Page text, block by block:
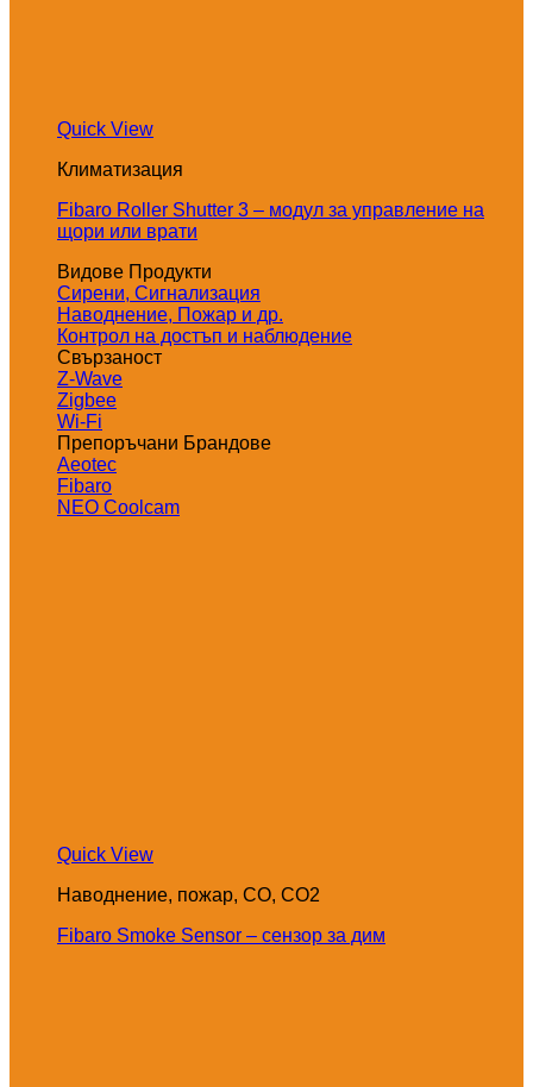
Quick View
Климатизация
Fibaro Roller Shutter 3 – модул за управление на
щори или врати
Видове Продукти
Сирени, Сигнализация
Наводнение, Пожар и др.
Контрол на достъп и наблюдение
Свързаност
Z-Wave
Zigbee
Wi-Fi
Препоръчани Брандове
Aeotec
Fibaro
NEO Coolcam
Quick View
Наводнение, пожар, CO, CO2
Fibaro Smoke Sensor – сензор за дим